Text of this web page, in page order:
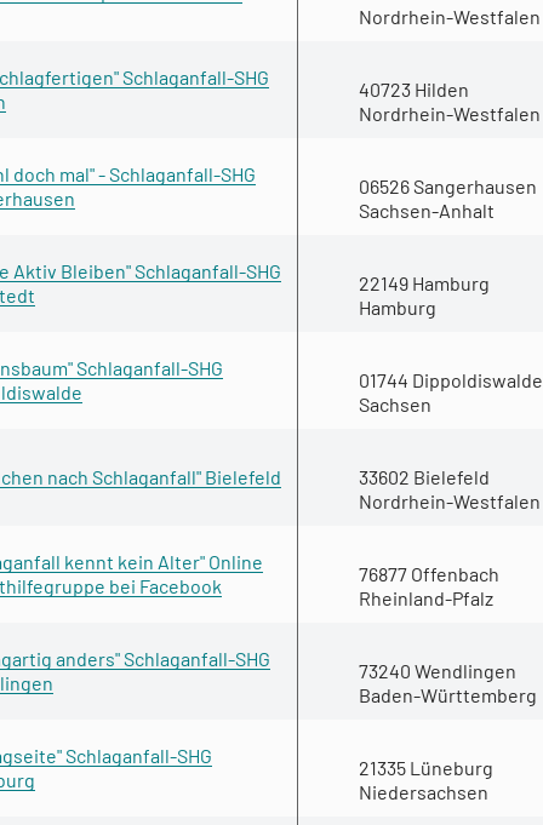
Nordrhein-Westfalen
Schlaganfall-SHG
40723 Hilden
Nordrhein-Westfalen
doch mal" - Schlaganfall-SHG
06526 Sangerhausen
Sachsen-Anhalt
Aktiv Bleiben" Schlaganfall-SHG
22149 Hamburg
Hamburg
Schlaganfall-SHG
01744 Dippoldiswalde
Sachsen
nach Schlaganfall" Bielefeld
33602 Bielefeld
Nordrhein-Westfalen
kennt kein Alter" Online
bei Facebook
76877 Offenbach
Rheinland-Pfalz
anders" Schlaganfall-SHG
73240 Wendlingen
Baden-Württemberg
Schlaganfall-SHG
21335 Lüneburg
Niedersachsen